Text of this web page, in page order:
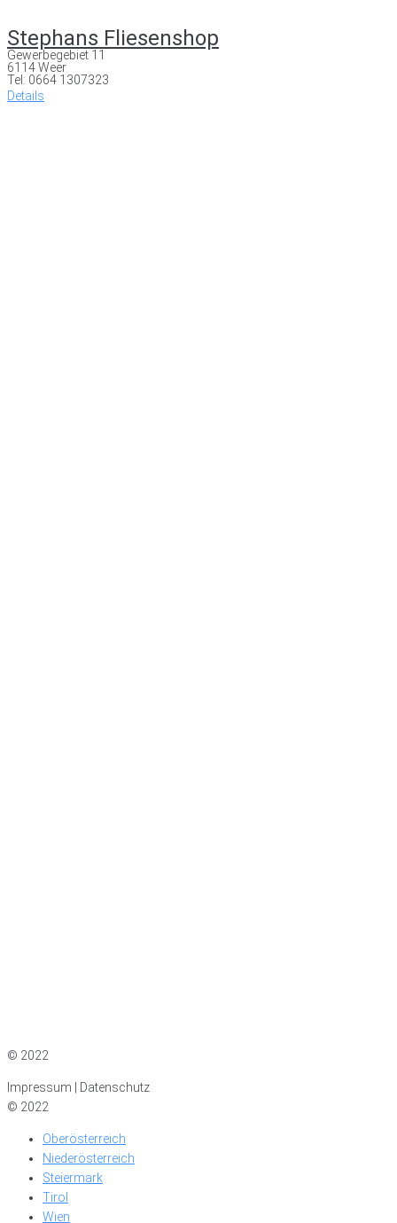
Stephans Fliesenshop
Gewerbegebiet 11
6114 Weer
Tel: 0664 1307323
Details
© 2022
Impressum | Datenschutz
© 2022
Oberösterreich
Niederösterreich
Steiermark
Tirol
Wien